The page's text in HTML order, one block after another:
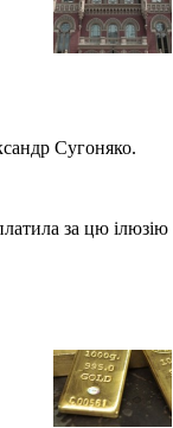
Сугоняко.
за цю ілюзію